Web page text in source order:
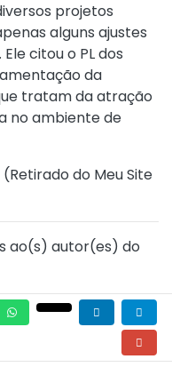
projetos
alguns ajustes
citou o PL dos
da
tratam da atração
no ambiente de
(Retirado do Meu Site
ao(s) autor(es) do